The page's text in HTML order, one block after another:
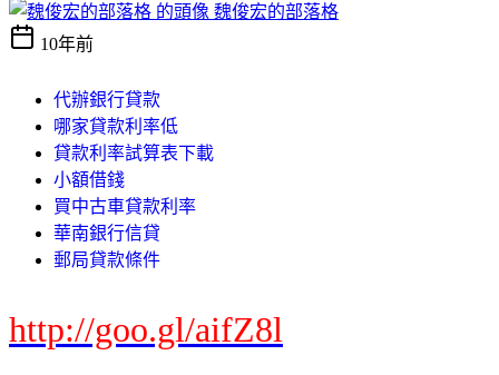
魏俊宏的部落格
10年前
代辦銀行貸款
哪家貸款利率低
貸款利率試算表下載
小額借錢
買中古車貸款利率
華南銀行信貸
郵局貸款條件
http://goo.gl/aifZ8l